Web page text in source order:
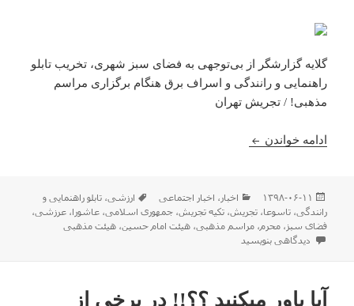
گلایه گزارشگر از بی‌توجهی به فضای سبز شهری، تخریب تابلو
راهنمایی و رانندگی و اسراف برق هنگام برگزاری مراسم
مذهبی! / تجریش تهران
ادامه خواندن اسراف برق ، تخریب فضای سبز و تابلو راهنمایی
ارسال
شده
در
۱۳۹۸-۰۶-۱۱ دسته‌ها
اخبار ، اخبار اجتماعی برچسب‌ها
ارزشی،تابلو راهنمایی و
رانندگی،تاسوعا،تجریش،تکیه تجریش،جمهوری اسلامی،عاشورا،عرزشی،
فضای سبز ،محرم،مراسم مذهبی،هیئت امام حسین،هیئت مذهبی
برای اسراف برق ، تخریب فضای سبز و تابلو راهنمایی رانندگی توسط هیئتی ها
دیدگاهی بنویسید
آیا باور میکنید ؟؟!! در برخی از